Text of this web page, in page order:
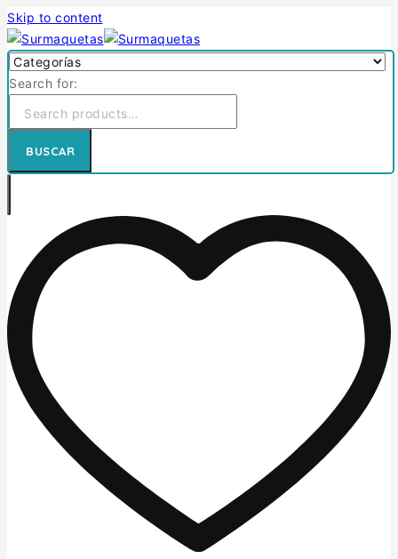
Skip to content
Search for:
BUSCAR